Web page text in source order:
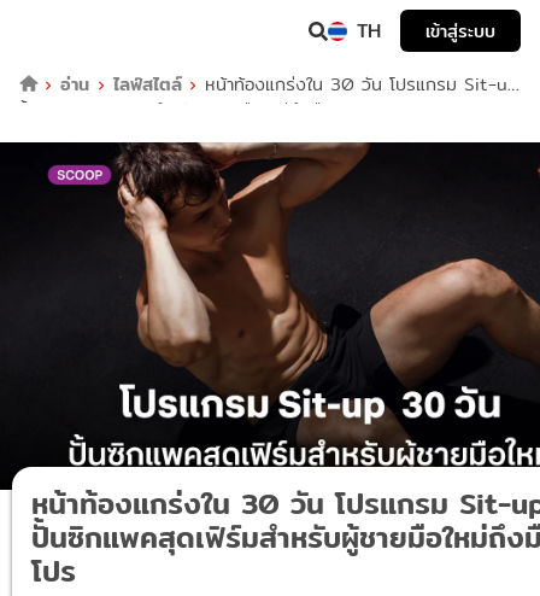
TH
เข้าสู่ระบบ
อ่าน
ไลฟ์สไตล์
หน้าท้องแกร่งใน 30 วัน โปรแกรม Sit-up
ปั้นซิกแพคสุดเฟิร์มสำหรับผู้ชายมือใหม่ถึงมือโปร
หน้าท้องแกร่งใน 30 วัน โปรแกรม Sit-
ปั้นซิกแพคสุดเฟิร์มสำหรับผู้ชายมือใหม่ถึง
โปร